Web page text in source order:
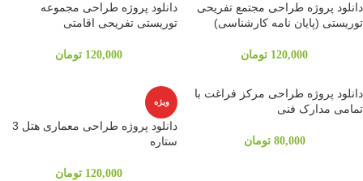
دانلود پروژه طراحی مجتمع تفریحی
توریستی (پایان نامه کارشناسی)
120,000 تومان
دانلود پروژه طراحی مجموعه
توریستی تفریحی اقامتی
120,000 تومان
دانلود پروژه طراحی مرکز فراغت با
تمامی مدارک فنی
80,000 تومان
ویژه
دانلود پروژه طراحی معماری هتل 3
ستاره
120,000 تومان